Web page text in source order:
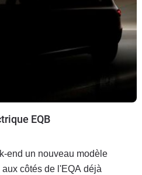
EQB
end un nouveau modèle
côtés de l'EQA déjà